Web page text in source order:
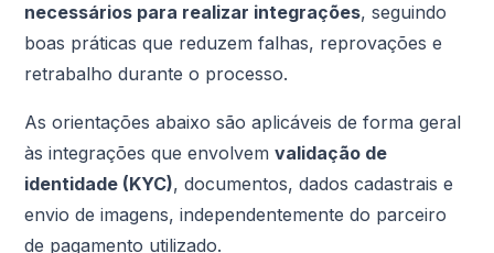
necessários para realizar integrações, seguindo
boas práticas que reduzem falhas, reprovações e
retrabalho durante o processo.
As orientações abaixo são aplicáveis de forma geral
às integrações que envolvemvalidação de
identidade (KYC), documentos, dados cadastrais e
envio de imagens, independentemente do parceiro
de pagamento utilizado.